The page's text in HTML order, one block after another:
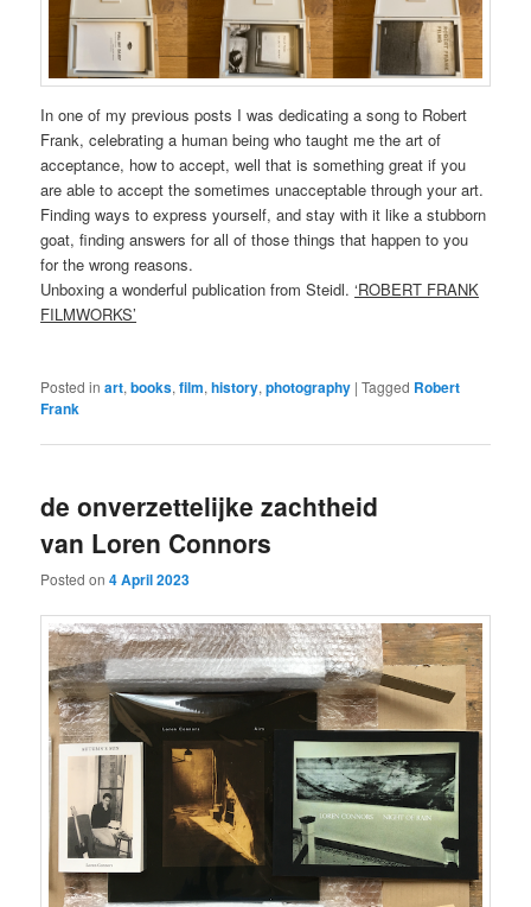
In one of my previous posts I was dedicating a song to Robert
Frank, celebrating a human being who taught me the art of
acceptance, how to accept, well that is something great if you
are able to accept the sometimes unacceptable through your art.
Finding ways to express yourself, and stay with it like a stubborn
goat, finding answers for all of those things that happen to you
for the wrong reasons.
Unboxing a wonderful publication from Steidl.‘ROBERT FRANK
FILMWORKS’
Posted in art,books,film,history,photography |Tagged Robert
Frank
de onverzettelijke zachtheid
van Loren Connors
Posted on4 April 2023